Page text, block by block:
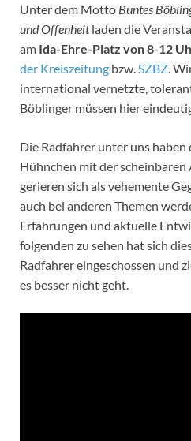
Unter dem Motto Buntes
und Offenheitladen die
am Ida-Ehre-Platz von 8-12
der Kreiszeitung bzw.SZBZ.
international vernetzte,
Böblinger müssen hier
Die Radfahrer unter uns haben
Hühnchen mit der
gerieren sich als vehemente
auch bei anderen Themen
Erfahrungen und aktuelle
folgenden zu sehen hat sich
Radfahrer eingeschossen und
es besser nicht geht.